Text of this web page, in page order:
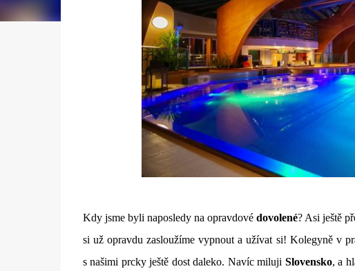
Kdy jsme byli naposledy na opravdovédovolené? Asi ještě
si už opravdu zasloužíme vypnout a užívat si! Kolegyně v
s našimi prcky ještě dost daleko. Navíc miluji Slovensko, a